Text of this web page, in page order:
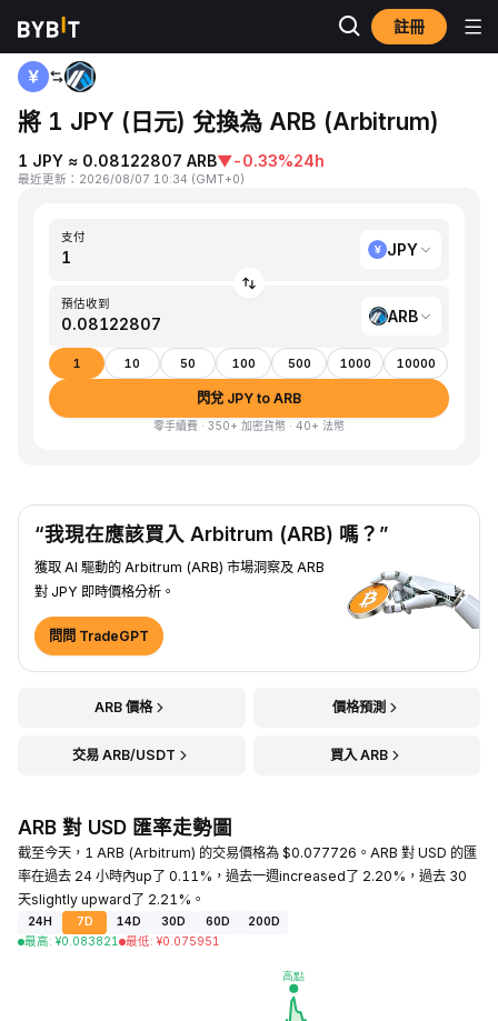
註冊
首頁 JPY to ARB
將 1 JPY (日元) 兌換為 ARB (Arbitrum)
1 JPY ≈ 0.08122807 ARB▼-0.33%24h
最近更新 ： 2026/08/07 10:34 (GMT+0)
支付
JPY
預估收到
ARB
1 10 50 100 500 1000 10000
閃兌 JPY to ARB
零手續費 · 350+ 加密貨幣 · 40+ 法幣
“我現在應該買入 Arbitrum (ARB) 嗎？”
獲取 AI 驅動的 Arbitrum (ARB) 市場洞察及 ARB
對 JPY 即時價格分析。
問問 TradeGPT
ARB 價格 價格預測
交易 ARB/USDT 買入 ARB
ARB 對 USD 匯率走勢圖
截至今天，1 ARB (Arbitrum) 的交易價格為 $0.077726。ARB 對 USD 的匯
率在過去 24 小時內up了 0.11%，過去一週increased了 2.20%，過去 30
天slightly upward了 2.21%。
24H 7D 14D 30D 60D
200D
最高: ¥0.083821 最低: ¥0.075951